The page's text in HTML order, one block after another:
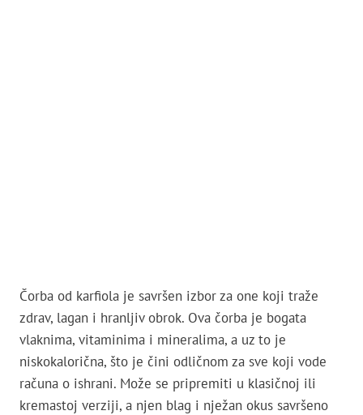
Čorba od karfiola je savršen izbor za one koji traže
zdrav, lagan i hranljiv obrok. Ova čorba je bogata
vlaknima, vitaminima i mineralima, a uz to je
niskokalorična, što je čini odličnom za sve koji vode
računa o ishrani. Može se pripremiti u klasičnoj ili
kremastoj verziji, a njen blag i nježan okus savršeno